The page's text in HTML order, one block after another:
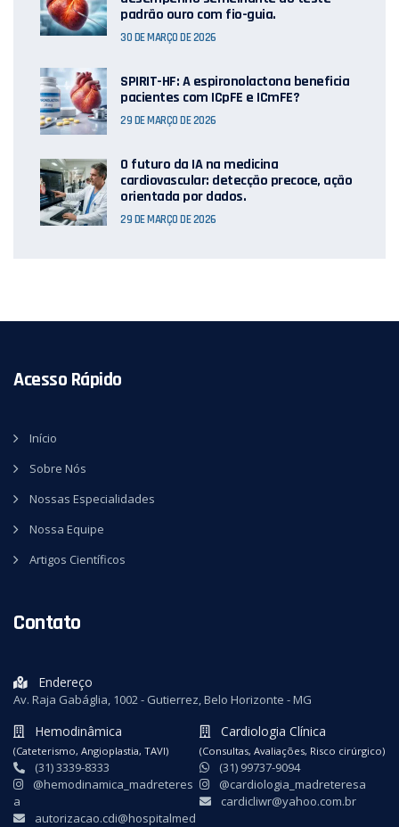
padrão ouro com fio-guia.
30 DE MARÇO DE 2026
SPIRIT-HF: A espironolactona beneficia
pacientes com ICpFE e ICmFE?
29 DE MARÇO DE 2026
O futuro da IA ​​na medicina
cardiovascular: detecção precoce, ação
orientada por dados.
29 DE MARÇO DE 2026
Acesso Rápido
Início
Sobre Nós
Nossas Especialidades
Nossa Equipe
Artigos Científicos
Contato
Endereço
Av. Raja Gabáglia, 1002 - Gutierrez, Belo Horizonte - MG
Hemodinâmica
(Cateterismo, Angioplastia, TAVI)
(31) 3339-8333
@hemodinamica_madreteres
a
autorizacao.cdi@hospitalmed
Cardiologia Clínica
(Consultas, Avaliações, Risco cirúrgico)
(31) 99737-9094
@cardiologia_madreteresa
cardicliwr@yahoo.com.br